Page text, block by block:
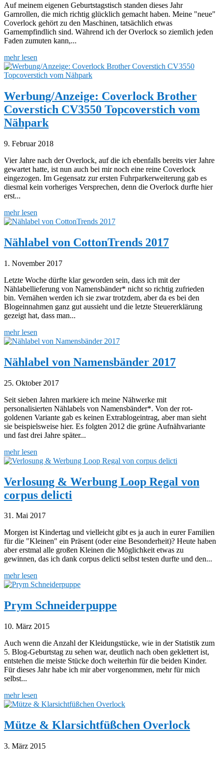
Auf meinem eigenen Geburtstagstisch standen dieses Jahr
Garnrollen, die mich richtig glücklich gemacht haben. Meine "neue"
Coverlock gehört zu den Maschinen, tatsächlich etwas
Garnempfindlich sind. Während ich der Overlock so ziemlich jeden
Faden zumuten kann,...
mehr lesen
Werbung/Anzeige: Coverlock Brother
Coverstich CV3550 Topcoverstich vom
Nähpark
9. Februar 2018
Vier Jahre nach der Overlock, auf die ich ebenfalls bereits vier Jahre
gewartet hatte, ist nun auch bei mir noch eine reine Coverlock
eingezogen. Im Gegensatz zur ersten Fuhrparkerweiterung gab es
diesmal kein vorheriges Versprechen, denn die Overlock durfte hier
erst...
mehr lesen
Nählabel von CottonTrends 2017
1. November 2017
Letzte Woche dürfte klar geworden sein, dass ich mit der
Nählabellieferung von Namensbänder* nicht so richtig zufrieden
bin. Vernähen werden ich sie zwar trotzdem, aber da es bei den
Blogeinnahmen ganz gut aussieht und die letzte Steuererklärung
gezeigt hat, dass man...
mehr lesen
Nählabel von Namensbänder 2017
25. Oktober 2017
Seit sieben Jahren markiere ich meine Nähwerke mit
personalisierten Nählabels von Namensbänder*. Von der rot-
goldenen Variante gab es keinen Extrablogeintrag, aber man sieht
sie beispielsweise hier. Es folgten 2012 die grüne Aufnähvariante
und fast drei Jahre später...
mehr lesen
Verlosung & Werbung Loop Regal von
corpus delicti
31. Mai 2017
Morgen ist Kindertag und vielleicht gibt es ja auch in eurer Familien
für die "Kleinen" ein Präsent (oder eine Besonderheit)? Heute haben
aber erstmal alle großen Kleinen die Möglichkeit etwas zu
gewinnen, das ich dank corpus delicti selbst testen durfte und den...
mehr lesen
Prym Schneiderpuppe
10. März 2015
Auch wenn die Anzahl der Kleidungstücke, wie in der Statistik zum
5. Blog-Geburtstag zu sehen war, deutlich nach oben geklettert ist,
entstehen die meiste Stücke doch weiterhin für die beiden Kinder.
Für dieses Jahr habe ich mir aber vorgenommen, mehr für mich
selbst...
mehr lesen
Mütze & Klarsichtfüßchen Overlock
3. März 2015